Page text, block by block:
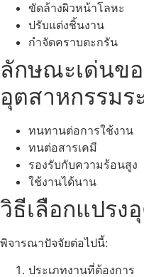
ขัดล้างผิวหน้าโลหะ
ปรับแต่งชิ้นงาน
กำจัดคราบตะกรัน
ลักษณะเด่นข
อุตสาหกรรมร
ทนทานต่อการใช้งาน
ทนต่อสารเคมี
รองรับกับความร้อนสูง
ใช้งานได้นาน
วิธีเลือกแปรง
พิจารณาปัจจัยต่อไปนี้:
ประเภทงานที่ต้องการ